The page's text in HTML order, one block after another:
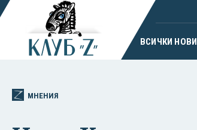
ВСИЧКИ
МНЕНИЯ